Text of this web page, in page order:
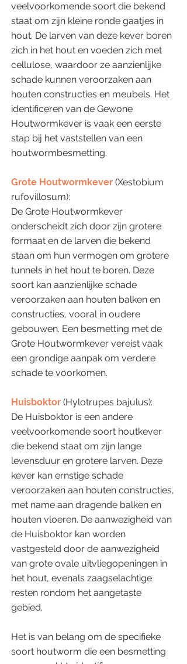
veelvoorkomende soort die bekend
staat om zijn kleine ronde gaatjes in
hout. De larven van deze kever boren
zich in het hout en voeden zich met
cellulose, waardoor ze aanzienlijke
schade kunnen veroorzaken aan
houten constructies en meubels. Het
identificeren van de Gewone
Houtwormkever is vaak een eerste
stap bij het vaststellen van een
houtwormbesmetting.
Grote Houtwormkever (Xestobium
rufovillosum):
De Grote Houtwormkever
onderscheidt zich door zijn grotere
formaat en de larven die bekend
staan om hun vermogen om grotere
tunnels in het hout te boren. Deze
soort kan aanzienlijke schade
veroorzaken aan houten balken en
constructies, vooral in oudere
gebouwen. Een besmetting met de
Grote Houtwormkever vereist vaak
een grondige aanpak om verdere
schade te voorkomen.
Huisboktor (Hylotrupes bajulus):
De Huisboktor is een andere
veelvoorkomende soort houtkever
die bekend staat om zijn lange
levensduur en grotere larven. Deze
kever kan ernstige schade
veroorzaken aan houten constructies,
met name aan dragende balken en
houten vloeren. De aanwezigheid van
de Huisboktor kan worden
vastgesteld door de aanwezigheid
van grote ovale uitvliegopeningen in
het hout, evenals zaagselachtige
resten rondom het aangetaste
gebied.
Het is van belang om de specifieke
soort houtworm die een besmetting